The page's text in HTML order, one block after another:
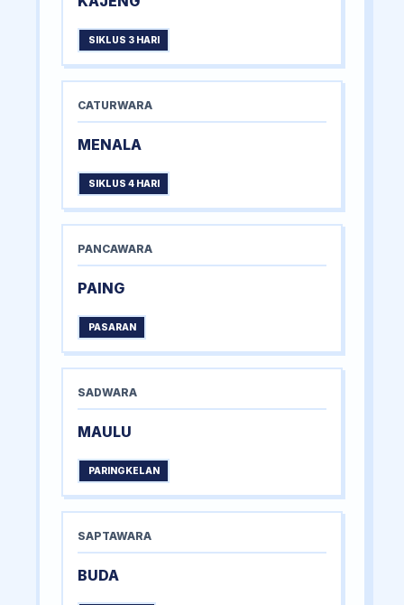
SIKLUS 3 HARI
CATURWARA
MENALA
SIKLUS 4 HARI
PANCAWARA
PAING
PASARAN
SADWARA
MAULU
PARINGKELAN
SAPTAWARA
BUDA